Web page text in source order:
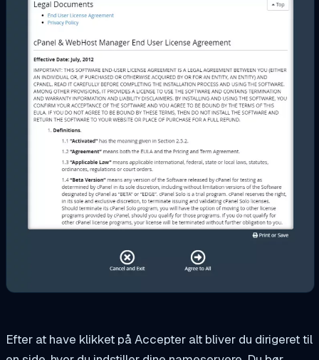
Efter at have klikket på Accepter alt bliver du dirigeret til